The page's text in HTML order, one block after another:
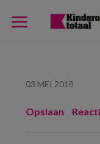
03 MEI 2018
Opslaan